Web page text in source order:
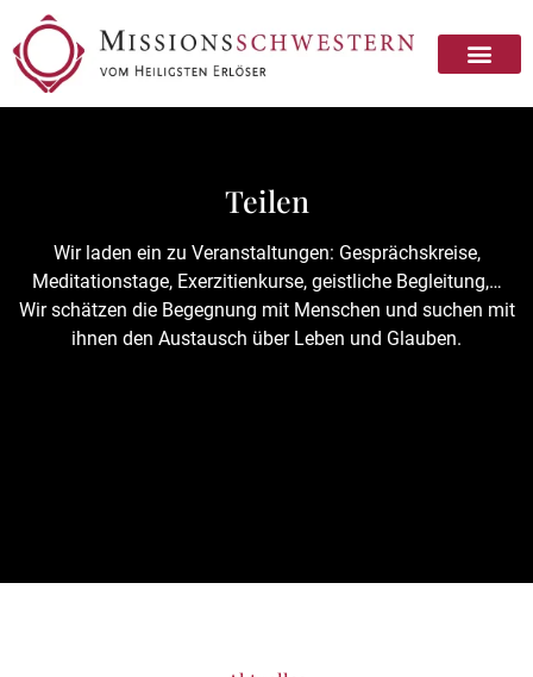
Teilen
Wir laden ein zu Veranstaltungen: Gesprächskreise,
Meditationstage, Exerzitienkurse, geistliche Begleitung,…
Wir schätzen die Begegnung mit Menschen und suchen mit
ihnen den Austausch über Leben und Glauben.